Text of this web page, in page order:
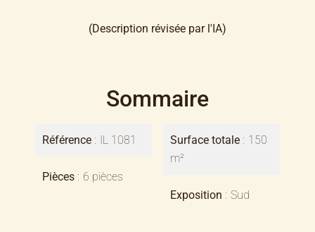
(Description révisée par l'IA)
Sommaire
Référence IL 1081
Pièces 6 pièces
Surface totale
150
m²
Exposition Sud